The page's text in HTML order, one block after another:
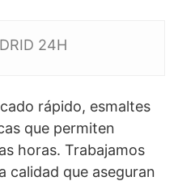
24H
rápido, esmaltes
que permiten
horas. Trabajamos
calidad que aseguran